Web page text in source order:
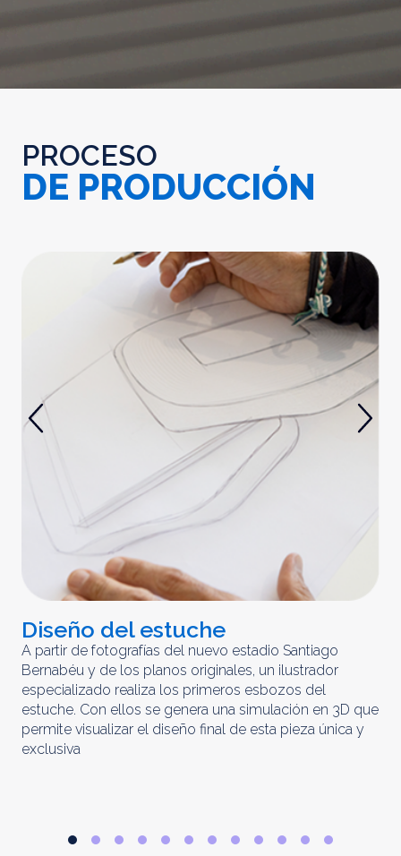
PROCESO
DE PRODUCCIÓN
Diseño del estuche
A partir de fotografías del nuevo estadio Santiago
Bernabéu y de los planos originales, un ilustrador
especializado realiza los primeros esbozos del
estuche. Con ellos se genera una simulación en 3D que
permite visualizar el diseño final de esta pieza única y
exclusiva